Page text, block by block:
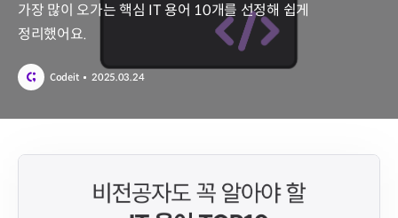
가장 많이 오가는 핵심 IT 용어 10개를 선정해 쉽게
정리했어요.
Codeit 2025.03.24